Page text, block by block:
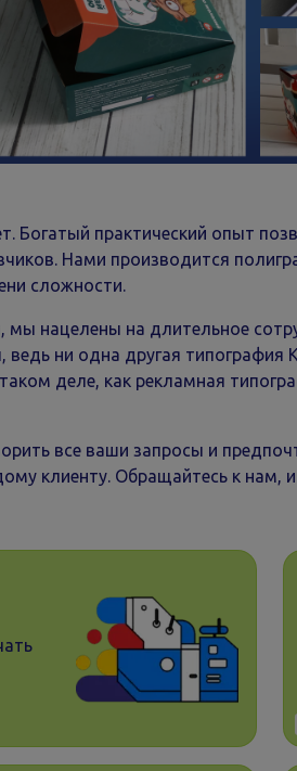
практический опыт
Нами производится
сложности.
на длительное
ни одна другая типография
деле, как рекламная
все ваши запросы и
клиенту. Обращайтесь к